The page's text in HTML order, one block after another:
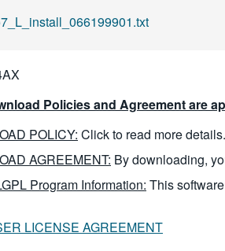
Policies and Agreement are
POLICY: Click to read more details.
AGREEMENT: By downloading,
Program Information: This
LICENSE AGREEMENT